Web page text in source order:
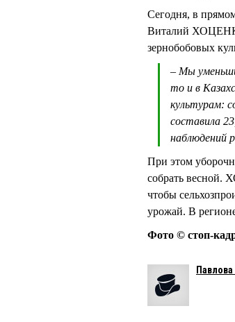
Сегодня, в
Виталий
зернобобовых
– Мы
то и в
культурам:
составила
наблюдений
При этом
собрать весной.
чтобы
урожай. В
Фото © стоп-